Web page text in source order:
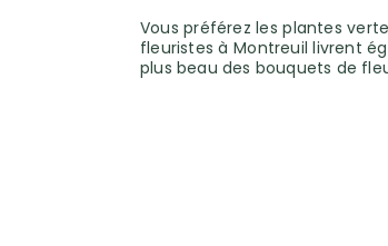
Vous préférez les plantes
fleuristes à Montreuil livrent
plus beau des bouquets de